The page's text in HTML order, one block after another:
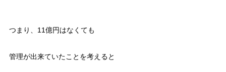
つまり、11億円はなくても
管理が出来ていたことを考えると